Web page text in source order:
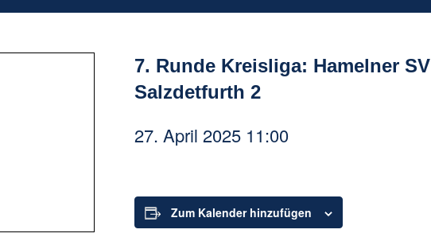
7. Runde Kreisliga: Hamelner
Salzdetfurth 2
27. April 2025 11:00
Zum Kalender hinzufügen